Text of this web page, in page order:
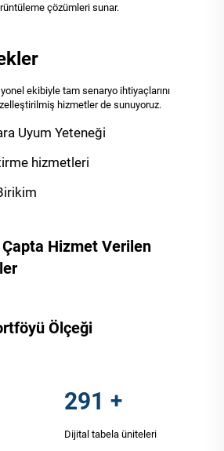
çözümleri sunar.
ekibiyle tam senaryo ihtiyaçlarını
hizmetler de sunuyoruz.
Uyum Yeteneği
hizmetleri
Hizmet Verilen
Ölçeği
300 +
Dijital tabela üniteleri